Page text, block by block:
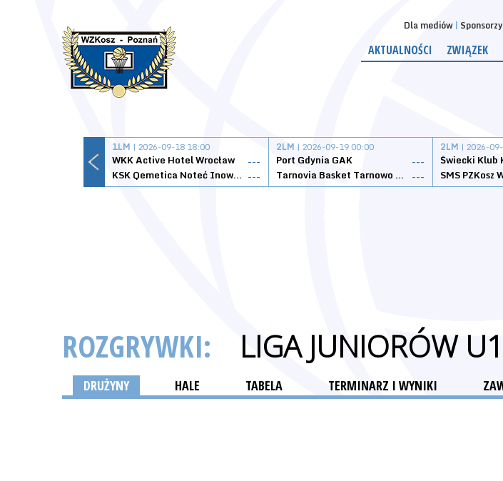
Dla mediów
AKTUALNOŚCI ZWIĄZEK
1LM | 2026-09-18 18:00
WKK Active Hotel Wrocław
---
KSK Qemetica Noteć Inowrocław ---
2LM | 2026-09-19 00:00
Port Gdynia GAK
---
Tarnovia Basket Tarnowo Podgórne ---
2LM | 2026-
Świecki Klub
SMS PZKosz
ROZGRYWKI: LIGA JUNIORÓW
DRUŻYNY HALE TABELA TERMINARZ I WYNIKI